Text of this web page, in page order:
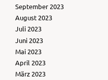
September 2023
August 2023
Juli 2023
Juni 2023
Mai 2023
April 2023
März 2023